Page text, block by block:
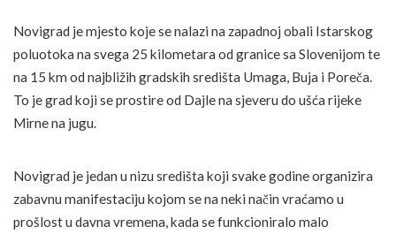
Novigrad je mjesto koje se nalazi na zapadnoj obali Istarskog
poluotoka na svega 25 kilometara od granice sa Slovenijom te
na 15 km od najbližih gradskih središta Umaga, Buja i Poreča.
To je grad koji se prostire od Dajle na sjeveru do ušća rijeke
Mirne na jugu.
Novigrad je jedan u nizu središta koji svake godine organizira
zabavnu manifestaciju kojom se na neki način vraćamo u
prošlost u davna vremena, kada se funkcioniralo malo